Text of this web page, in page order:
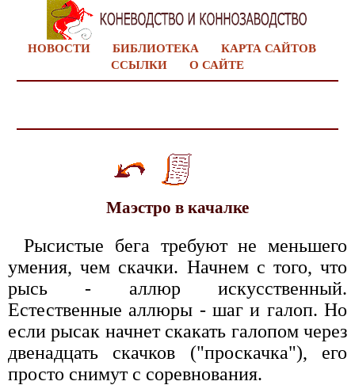
НОВОСТИ БИБЛИОТЕКА
КАРТА САЙТОВ
ССЫЛКИ
О САЙТЕ
Маэстро в качалке
Рысистые бега требуют не меньшего
умения, чем скачки. Начнем с того, что
рысь - аллюр искусственный.
Естественные аллюры - шаг и галоп. Но
если рысак начнет скакать галопом через
двенадцать скачков ("проскачка"), его
просто снимут с соревнования.